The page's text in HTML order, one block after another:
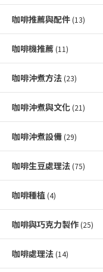
咖啡推薦與配件 (13)
咖啡機推薦 (11)
咖啡沖煮方法 (23)
咖啡沖煮與文化 (21)
咖啡沖煮設備 (29)
咖啡生豆處理法 (75)
咖啡種植 (4)
咖啡與巧克力製作 (25)
咖啡處理法 (14)